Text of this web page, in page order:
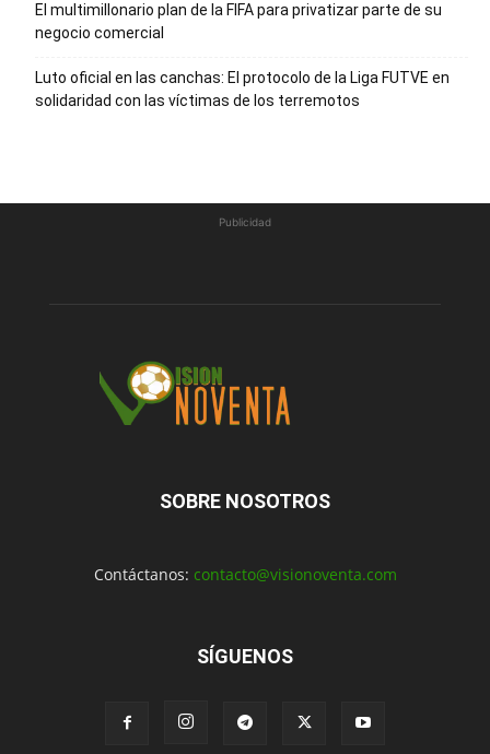
El multimillonario plan de la FIFA para privatizar parte de su
negocio comercial
Luto oficial en las canchas: El protocolo de la Liga FUTVE en
solidaridad con las víctimas de los terremotos
Publicidad
SOBRE NOSOTROS
Contáctanos: contacto@visionoventa.com
SÍGUENOS